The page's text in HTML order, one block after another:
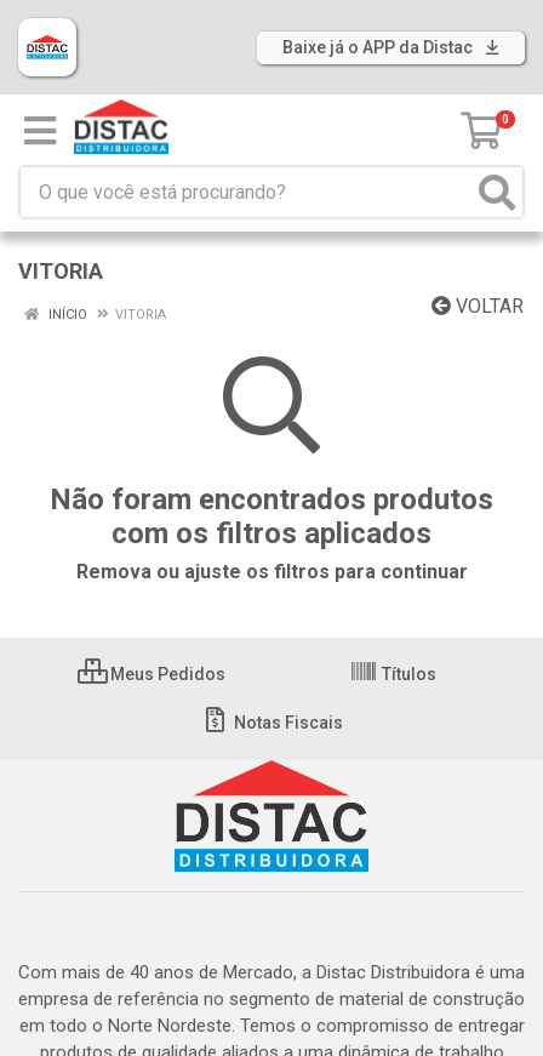
Baixe já o APP da Distac
0
VITORIA
VOLTAR
INÍCIO VITORIA
Não foram encontrados produtos
com os filtros aplicados
Remova ou ajuste os filtros para continuar
Meus Pedidos Títulos
Notas Fiscais
Com mais de 40 anos de Mercado, a Distac Distribuidora é uma
empresa de referência no segmento de material de construção
em todo o Norte Nordeste. Temos o compromisso de entregar